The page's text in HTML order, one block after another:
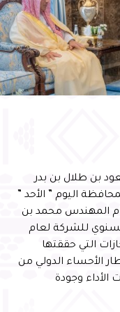
يصبح حقيقة في
بن طلال بن بدر
اليوم ” الأحد ”
المهندس محمد بن
للشركة لعام
التي حققتها
الأحساء الدولي من
الأداء وجودة